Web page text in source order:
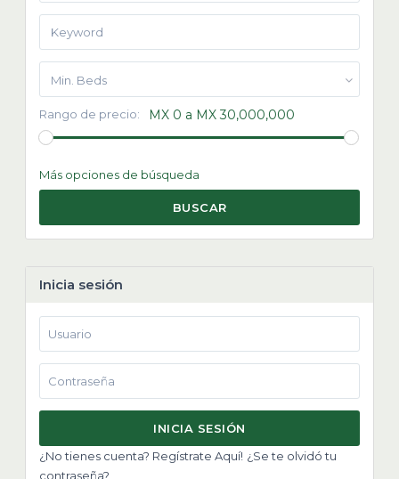
Min. Beds
Rango de precio: MX 0 a MX 30,000,000
Más opciones de búsqueda
BUSCAR
Inicia sesión
INICIA SESIÓN
¿No tienes cuenta? Regístrate Aquí! ¿Se te olvidó tu
contraseña?